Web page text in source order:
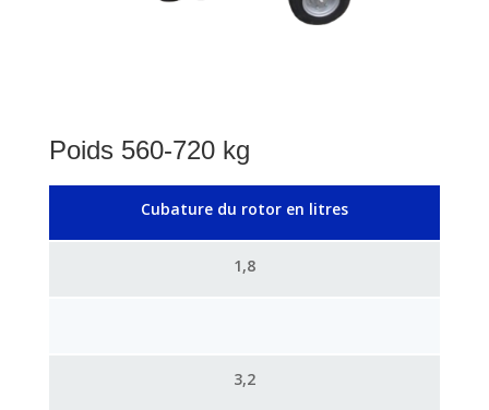
Poids 560-720 kg
Cubature du rotor en litres
1,8
3,2